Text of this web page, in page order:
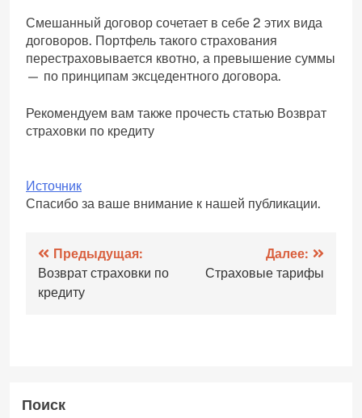
Смешанный договор сочетает в себе 2 этих вида
договоров. Портфель такого страхования
перестраховывается квотно, а превышение суммы
— по принципам эксцедентного договора.
Рекомендуем вам также прочесть статью Возврат
страховки по кредиту
Источник
Спасибо за ваше внимание к нашей публикации.
Навигация
по
Предыдущая:
Возврат страховки по
кредиту
Далее:
Страховые тарифы
Поиск